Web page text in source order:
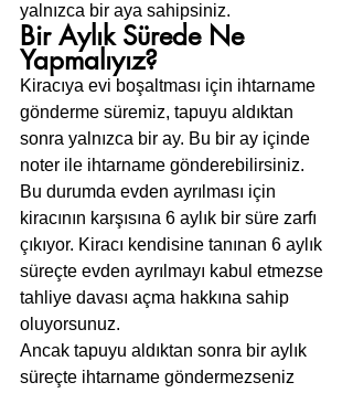
yalnızca bir aya sahipsiniz.
Bir Aylık Sürede Ne
Yapmalıyız?
Kiracıya evi boşaltması için ihtarname
gönderme süremiz, tapuyu aldıktan
sonra yalnızca bir ay. Bu bir ay içinde
noter ile ihtarname gönderebilirsiniz.
Bu durumda evden ayrılması için
kiracının karşısına 6 aylık bir süre zarfı
çıkıyor. Kiracı kendisine tanınan 6 aylık
süreçte evden ayrılmayı kabul etmezse
tahliye davası açma hakkına sahip
oluyorsunuz.
Ancak tapuyu aldıktan sonra bir aylık
süreçte ihtarname göndermezseniz